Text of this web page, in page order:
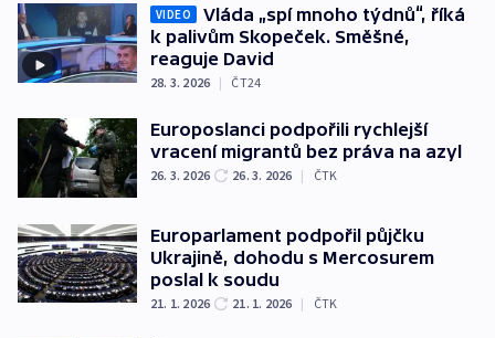
VIDEO
Vláda „spí mnoho týdnů“, říká
k palivům Skopeček. Směšné,
reaguje David
28. 3. 2026 | ČT24
Europoslanci podpořili rychlejší
vracení migrantů bez práva na azyl
26. 3. 2026 26. 3. 2026 | ČTK
Europarlament podpořil půjčku
Ukrajině, dohodu s Mercosurem
poslal k soudu
21. 1. 2026 21. 1. 2026 | ČTK